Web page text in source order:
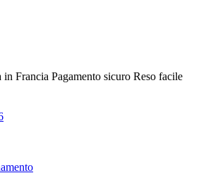
in Francia Pagamento sicuro Reso facile